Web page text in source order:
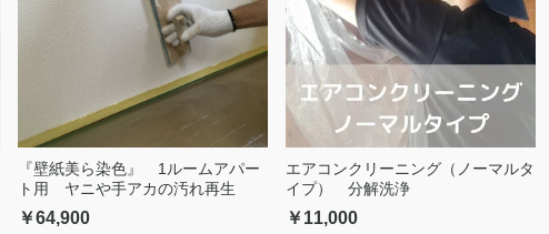
『壁紙美ら染色』 1ルームアパー
ト用 ヤニや手アカの汚れ再生
￥64,900
エアコンクリーニング（ノーマルタ
イプ） 分解洗浄
￥11,000